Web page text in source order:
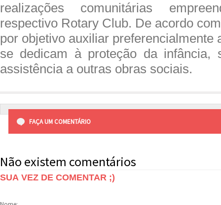
realizações comunitárias
respectivo Rotary Club. De acordo
por objetivo auxiliar preferencialmente
se dedicam à proteção da infância,
assistência a outras obras sociais.
FAÇA UM COMENTÁRIO
Não existem comentários
SUA VEZ DE COMENTAR ;)